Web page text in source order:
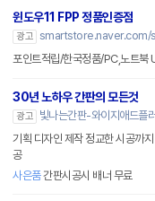
윈도우11 FPP 정품인증점
광고 smartstore.naver.com/
포인트적립/한국정품/PC,노트북
30년 노하우 간판의 모든것
광고
빛나는간판-와이지애드플
기획 디자인 제작 정교한 시공까
공
사은품간판시공시 배너 무료